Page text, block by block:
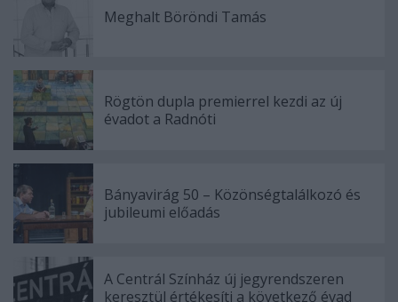
Meghalt Böröndi Tamás
Rögtön dupla premierrel kezdi az új
évadot a Radnóti
Bányavirág 50 – Közönségtalálkozó és
jubileumi előadás
A Centrál Színház új jegyrendszeren
keresztül értékesíti a következő évad